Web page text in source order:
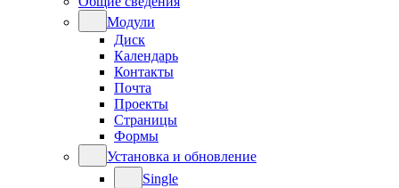
Модули
Диск
Календарь
Контакты
Почта
Проекты
Страницы
Формы
Установка и обновление
Single